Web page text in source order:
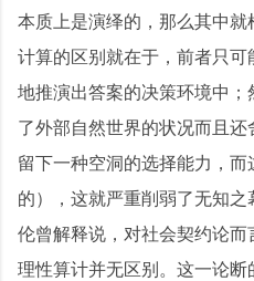
本质上是演绎的，那么其中
计算的区别就在于，前者只
地推演出答案的决策环境中
了外部自然世界的状况而且
留下一种空洞的选择能力，
的），这就严重削弱了无知之
伦曾解释说，对社会契约论
理性算计并无区别。这一论